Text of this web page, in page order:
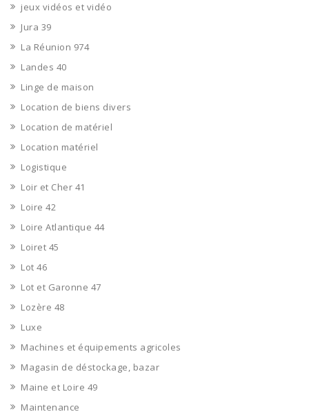
jeux vidéos et vidéo
Jura 39
La Réunion 974
Landes 40
Linge de maison
Location de biens divers
Location de matériel
Location matériel
Logistique
Loir et Cher 41
Loire 42
Loire Atlantique 44
Loiret 45
Lot 46
Lot et Garonne 47
Lozère 48
Luxe
Machines et équipements agricoles
Magasin de déstockage, bazar
Maine et Loire 49
Maintenance